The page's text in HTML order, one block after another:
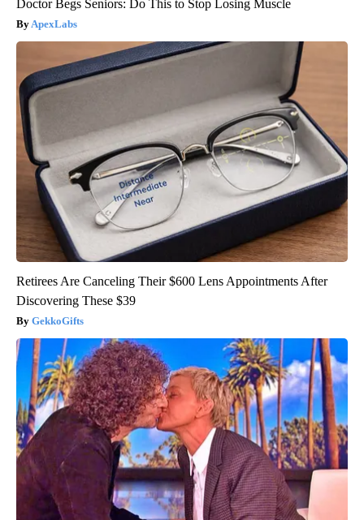
Doctor Begs Seniors: Do This to Stop Losing Muscle
ApexLabs
Retirees Are Canceling Their $600 Lens Appointments After
Discovering These $39
GekkoGifts